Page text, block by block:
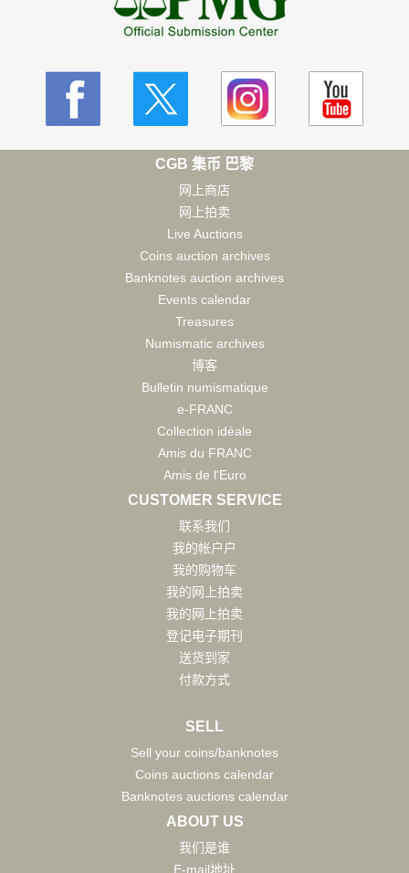
CGB 集币 巴黎
网上商店
网上拍卖
Live Auctions
Coins auction archives
Banknotes auction archives
Events calendar
Treasures
Numismatic archives
博客
Bulletin numismatique
e-FRANC
Collection idéale
Amis du FRANC
Amis de l'Euro
CUSTOMER SERVICE
联系我们
我的帐户户
我的购物车
我的网上拍卖
我的网上拍卖
登记电子期刊
送货到家
付款方式
SELL
Sell your coins/banknotes
Coins auctions calendar
Banknotes auctions calendar
ABOUT US
我们是谁
E-mail地址